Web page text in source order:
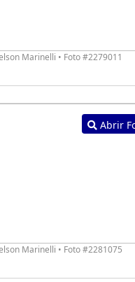
Marinelli • Foto #2279011
Abrir
Marinelli • Foto #2281075